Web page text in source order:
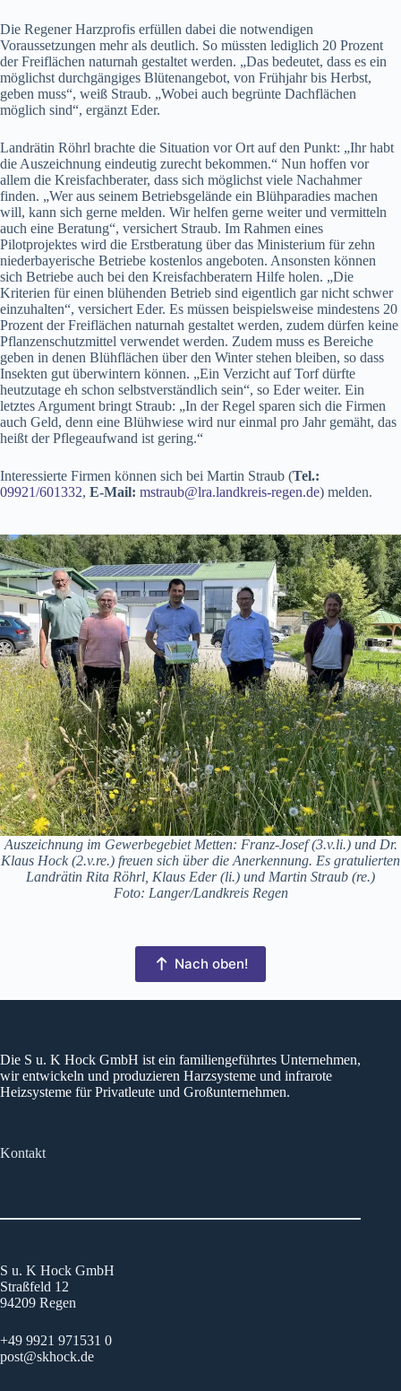
Die Regener Harzprofis erfüllen dabei die notwendigen
Voraussetzungen mehr als deutlich. So müssten lediglich 20 Prozent
der Freiflächen naturnah gestaltet werden. „Das bedeutet, dass es ein
möglichst durchgängiges Blütenangebot, von Frühjahr bis Herbst,
geben muss“, weiß Straub. „Wobei auch begrünte Dachflächen
möglich sind“, ergänzt Eder.
Landrätin Röhrl brachte die Situation vor Ort auf den Punkt: „Ihr habt
die Auszeichnung eindeutig zurecht bekommen.“ Nun hoffen vor
allem die Kreisfachberater, dass sich möglichst viele Nachahmer
finden. „Wer aus seinem Betriebsgelände ein Blühparadies machen
will, kann sich gerne melden. Wir helfen gerne weiter und vermitteln
auch eine Beratung“, versichert Straub. Im Rahmen eines
Pilotprojektes wird die Erstberatung über das Ministerium für zehn
niederbayerische Betriebe kostenlos angeboten. Ansonsten können
sich Betriebe auch bei den Kreisfachberatern Hilfe holen. „Die
Kriterien für einen blühenden Betrieb sind eigentlich gar nicht schwer
einzuhalten“, versichert Eder. Es müssen beispielsweise mindestens 20
Prozent der Freiflächen naturnah gestaltet werden, zudem dürfen keine
Pflanzenschutzmittel verwendet werden. Zudem muss es Bereiche
geben in denen Blühflächen über den Winter stehen bleiben, so dass
Insekten gut überwintern können. „Ein Verzicht auf Torf dürfte
heutzutage eh schon selbstverständlich sein“, so Eder weiter. Ein
letztes Argument bringt Straub: „In der Regel sparen sich die Firmen
auch Geld, denn eine Blühwiese wird nur einmal pro Jahr gemäht, das
heißt der Pflegeaufwand ist gering.“
Interessierte Firmen können sich bei Martin Straub (Tel.:
09921/601332, E-Mail: mstraub@lra.landkreis-regen.de) melden.
Auszeichnung im Gewerbegebiet Metten: Franz-Josef (3.v.li.) und Dr.
Klaus Hock (2.v.re.) freuen sich über die Anerkennung. Es gratulierten
Landrätin Rita Röhrl, Klaus Eder (li.) und Martin Straub (re.)
Foto: Langer/Landkreis Regen
Nach oben!
Die S u. K Hock GmbH ist ein familiengeführtes Unternehmen,
wir entwickeln und produzieren Harzsysteme und infrarote
Heizsysteme für Privatleute und Großunternehmen.
Kontakt
S u. K Hock GmbH
Straßfeld 12
94209 Regen
+49 9921 971531 0
post@skhock.de